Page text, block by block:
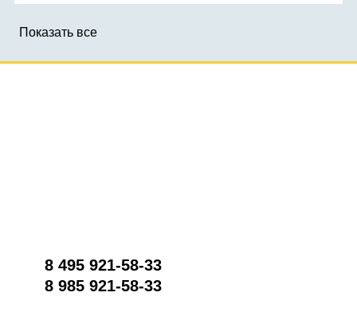
Показать все
8 495 921-58-33
8 985 921-58-33